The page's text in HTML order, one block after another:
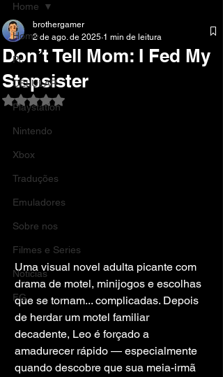
Home
Pc
CELULAR
Playstation
Nintendo
Xbox
Traduções
Emuladores
Sobre nos
Filmes e Series
Noticias
FG
Home
Don’t Tell Mom: I Fed My
Stepsister
brothergamer
2 de ago. de 2025 1 min de leitura
Avaliado com NaN de 5 estrelas.
Uma visual novel adulta picante com
drama de motel, minijogos e escolhas
que se tornam... complicadas. Depois
de herdar um motel familiar
decadente, Leo é forçado a
amadurecer rápido — especialmente
quando descobre que sua meia-irmã